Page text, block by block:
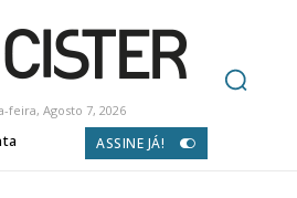
feira, Agosto 7, 2026
ASSINE JÁ!